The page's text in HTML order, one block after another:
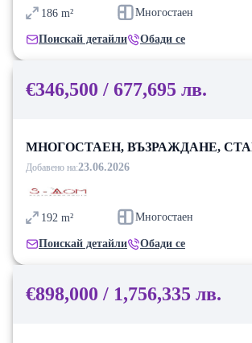
186 m² Многостаен
Поискай детайли Обади се
€346,500 / 677,695 лв.
МНОГОСТАЕН, ВЪЗРАЖДАНЕ,
ЗАГОРА
Добавено на:23.06.2026
192 m² Многостаен
Поискай детайли Обади се
€898,000 / 1,756,335 лв.